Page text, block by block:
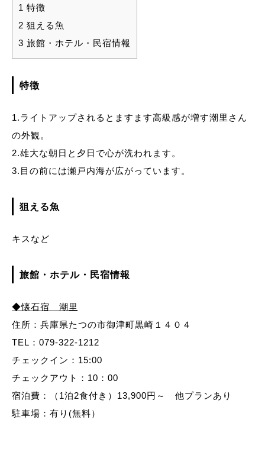
1 特徴
2 狙える魚
3 旅館・ホテル・民宿情報
特徴
1.ライトアップされるとますます高級感が増す潮里さん
の外観。
2.雄大な朝日と夕日で心が洗われます。
3.目の前には瀬戸内海が広がっています。
狙える魚
キスなど
旅館・ホテル・民宿情報
◆懐石宿 潮里
住所：兵庫県たつの市御津町黒崎１４０４
TEL：079-322-1212
チェックイン：15:00
チェックアウト：10：00
宿泊費：（1泊2食付き）13,900円～ 他プランあり
駐車場：有り(無料）